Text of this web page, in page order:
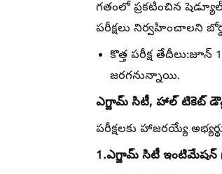
గతంలో ప్రకటించిన
పరీక్షలు నిర్వహించాలని
కొత్త పరీక్ష తేదీలు:జూన్‌
జరగనున్నాయి.
ఎగ్జామ్ సిటీ, హాల్ టికెట్
పరీక్షలకు హాజరయ్యే
1.ఎగ్జామ్ సిటీ ఇంటిమేషన్